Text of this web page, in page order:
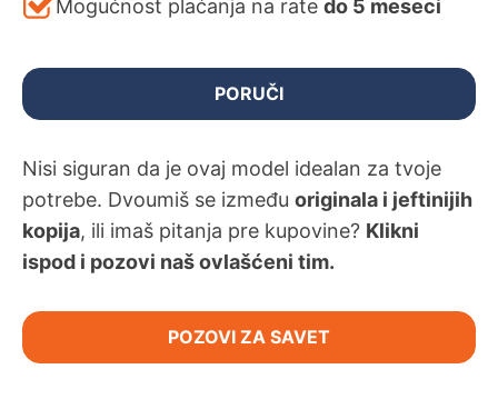
Mogućnost plaćanja na rate do 5 meseci
PORUČI
Nisi siguran da je ovaj model idealan za tvoje
potrebe. Dvoumiš se između originala i jeftinijih
kopija, ili imaš pitanja pre kupovine? Klikni
ispod i pozovi naš ovlašćeni tim.
POZOVI ZA SAVET